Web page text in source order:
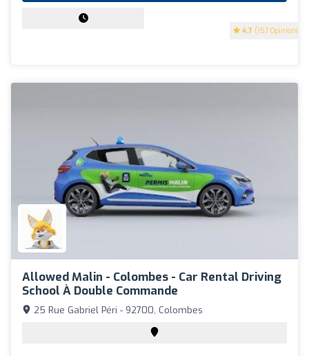
4.7 (157 Opinions)
Allowed Malin - Colombes - Car Rental Driving
School À Double Commande
25 Rue Gabriel Péri - 92700, Colombes